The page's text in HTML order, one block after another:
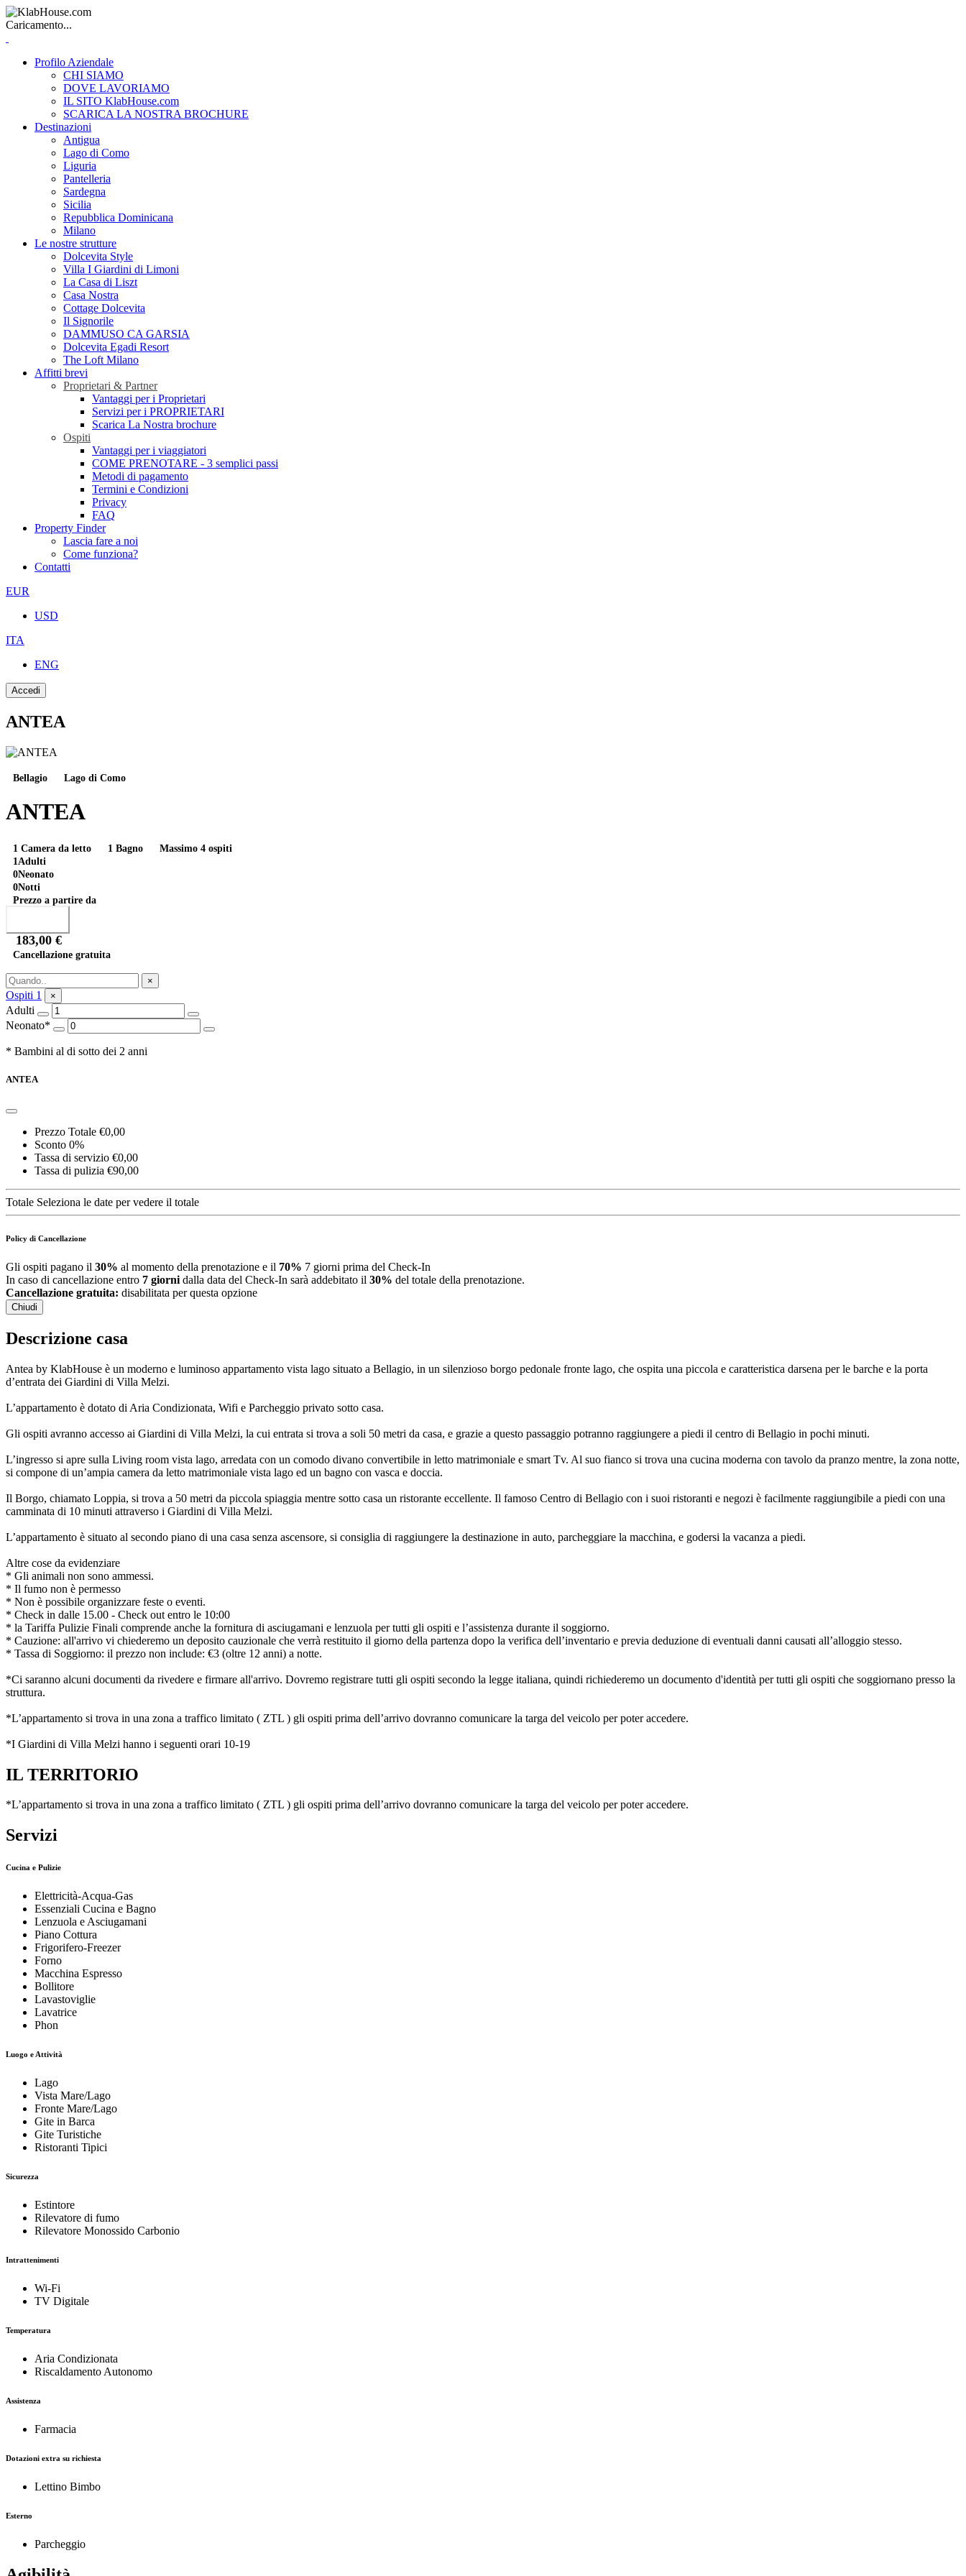
Caricamento...
Profilo Aziendale
CHI SIAMO
DOVE LAVORIAMO
IL SITO KlabHouse.com
SCARICA LA NOSTRA BROCHURE
Destinazioni
Antigua
Lago di Como
Liguria
Pantelleria
Sardegna
Sicilia
Repubblica Dominicana
Milano
Le nostre strutture
Dolcevita Style
Villa I Giardini di Limoni
La Casa di Liszt
Casa Nostra
Cottage Dolcevita
Il Signorile
DAMMUSO CA GARSIA
Dolcevita Egadi Resort
The Loft Milano
Affitti brevi
Proprietari & Partner
Vantaggi per i Proprietari
Servizi per i PROPRIETARI
Scarica La Nostra brochure
Ospiti
Vantaggi per i viaggiatori
COME PRENOTARE - 3 semplici passi
Metodi di pagamento
Termini e Condizioni
Privacy
FAQ
Property Finder
Lascia fare a noi
Come funziona?
Contatti
EUR
USD
ITA
ENG
Accedi
ANTEA
Bellagio Lago di Como
ANTEA
1 Camera da letto 1 Bagno
Massimo 4 ospiti
1 Adulti
0Neonato
0Notti
Prezzo a partire da
183,00 €
Cancellazione gratuita
×
Ospiti 1 ×
Adulti
Neonato*
* Bambini al di sotto dei 2 anni
ANTEA
Prezzo Totale €0,00
Sconto 0%
Tassa di servizio €0,00
Tassa di pulizia €90,00
Totale Seleziona le date per vedere il totale
Policy di Cancellazione
Gli ospiti pagano il 30% al momento della prenotazione e il 70% 7 giorni prima del Check-In
In caso di cancellazione entro 7 giorni dalla data del Check-In sarà addebitato il 30% del totale della prenotazione.
Cancellazione gratuita: disabilitata per questa opzione
Chiudi
Descrizione casa
Antea by KlabHouse è un moderno e luminoso appartamento vista lago situato a Bellagio, in un silenzioso borgo pedonale fronte lago, che ospita una piccola e caratteristica darsena per le barche e la porta
d’entrata dei Giardini di Villa Melzi.
L’appartamento è dotato di Aria Condizionata, Wifi e Parcheggio privato sotto casa.
Gli ospiti avranno accesso ai Giardini di Villa Melzi, la cui entrata si trova a soli 50 metri da casa, e grazie a questo passaggio potranno raggiungere a piedi il centro di Bellagio in pochi minuti.
L’ingresso si apre sulla Living room vista lago, arredata con un comodo divano convertibile in letto matrimoniale e smart Tv. Al suo fianco si trova una cucina moderna con tavolo da pranzo mentre, la zona notte,
si compone di un’ampia camera da letto matrimoniale vista lago ed un bagno con vasca e doccia.
Il Borgo, chiamato Loppia, si trova a 50 metri da piccola spiaggia mentre sotto casa un ristorante eccellente. Il famoso Centro di Bellagio con i suoi ristoranti e negozi è facilmente raggiungibile a piedi con una
camminata di 10 minuti attraverso i Giardini di Villa Melzi.
L’appartamento è situato al secondo piano di una casa senza ascensore, si consiglia di raggiungere la destinazione in auto, parcheggiare la macchina, e godersi la vacanza a piedi.
Altre cose da evidenziare
* Gli animali non sono ammessi.
* Il fumo non è permesso
* Non è possibile organizzare feste o eventi.
* Check in dalle 15.00 - Check out entro le 10:00
* la Tariffa Pulizie Finali comprende anche la fornitura di asciugamani e lenzuola per tutti gli ospiti e l’assistenza durante il soggiorno.
* Cauzione: all'arrivo vi chiederemo un deposito cauzionale che verrà restituito il giorno della partenza dopo la verifica dell’inventario e previa deduzione di eventuali danni causati all’alloggio stesso.
* Tassa di Soggiorno: il prezzo non include: €3 (oltre 12 anni) a notte.
*Ci saranno alcuni documenti da rivedere e firmare all'arrivo. Dovremo registrare tutti gli ospiti secondo la legge italiana, quindi richiederemo un documento d'identità per tutti gli ospiti che soggiornano presso la
struttura.
*L’appartamento si trova in una zona a traffico limitato ( ZTL ) gli ospiti prima dell’arrivo dovranno comunicare la targa del veicolo per poter accedere.
*I Giardini di Villa Melzi hanno i seguenti orari 10-19
IL TERRITORIO
*L’appartamento si trova in una zona a traffico limitato ( ZTL ) gli ospiti prima dell’arrivo dovranno comunicare la targa del veicolo per poter accedere.
Servizi
Cucina e Pulizie
Elettricità-Acqua-Gas
Essenziali Cucina e Bagno
Lenzuola e Asciugamani
Piano Cottura
Frigorifero-Freezer
Forno
Macchina Espresso
Bollitore
Lavastoviglie
Lavatrice
Phon
Luogo e Attività
Lago
Vista Mare/Lago
Fronte Mare/Lago
Gite in Barca
Gite Turistiche
Ristoranti Tipici
Sicurezza
Estintore
Rilevatore di fumo
Rilevatore Monossido Carbonio
Intrattenimenti
Wi-Fi
TV Digitale
Temperatura
Aria Condizionata
Riscaldamento Autonomo
Assistenza
Farmacia
Dotazioni extra su richiesta
Lettino Bimbo
Esterno
Parcheggio